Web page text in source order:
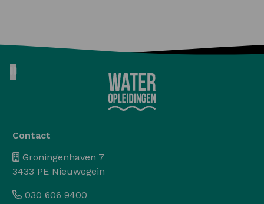
Contact
Groningenhaven 7
3433 PE Nieuwegein
030 606 9400